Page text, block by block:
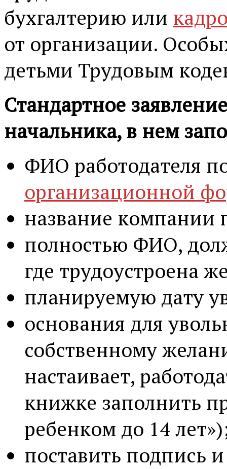
бухгалтерию или
от организации.
детьми Трудовым
Стандартное
начальника, в нем
ФИО работодателя
организационной
название компании
полностью ФИО,
где трудоустроена
планируемую дату
основания для
собственному
настаивает,
книжке заполнить
ребенком до 14
поставить подпись